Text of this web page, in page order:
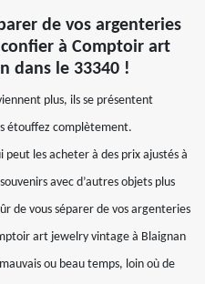
de vos argenteries
à Comptoir art
dans le 33340 !
plus, ils se présentent
étouffez complètement.
peut les acheter à des prix ajustés à
avec d’autres objets plus
de vous séparer de vos argenteries
art jewelry vintage à Blaignan
ou beau temps, loin où de